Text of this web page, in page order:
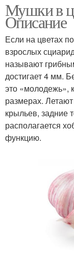
Мушки в
Описание
Если на цветах
взрослых
называют
достигает 4 мм.
это «молодежь»,
размерах.
крыльев, задние
располагается
функцию.